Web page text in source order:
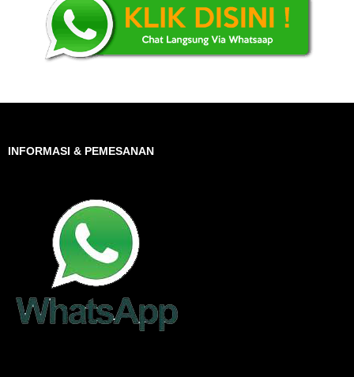
INFORMASI & PEMESANAN